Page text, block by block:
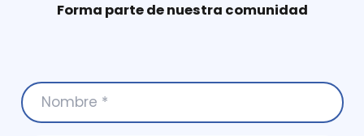
Forma parte de nuestra comunidad